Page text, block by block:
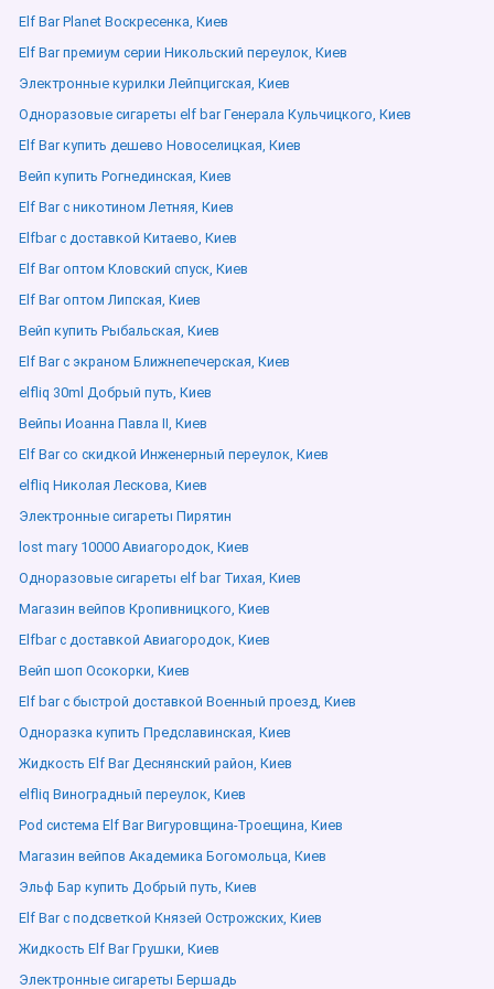
Elf Bar Planet Воскресенка, Киев
Elf Bar премиум серии Никольский переулок, Киев
Электронные курилки Лейпцигская, Киев
Одноразовые сигареты elf bar Генерала Кульчицкого, Киев
Elf Bar купить дешево Новоселицкая, Киев
Вейп купить Рогнединская, Киев
Elf Bar с никотином Летняя, Киев
Elfbar с доставкой Китаево, Киев
Elf Bar оптом Кловский спуск, Киев
Elf Bar оптом Липская, Киев
Вейп купить Рыбальская, Киев
Elf Bar с экраном Ближнепечерская, Киев
elfliq 30ml Добрый путь, Киев
Вейпы Иоанна Павла ІІ, Киев
Elf Bar со скидкой Инженерный переулок, Киев
elfliq Николая Лескова, Киев
Электронные сигареты Пирятин
lost mary 10000 Авиагородок, Киев
Одноразовые сигареты elf bar Тихая, Киев
Магазин вейпов Кропивницкого, Киев
Elfbar с доставкой Авиагородок, Киев
Вейп шоп Осокорки, Киев
Elf bar с быстрой доставкой Военный проезд, Киев
Одноразка купить Предславинская, Киев
Жидкость Elf Bar Деснянский район, Киев
elfliq Виноградный переулок, Киев
Pod система Elf Bar Вигуровщина-Троещина, Киев
Магазин вейпов Академика Богомольца, Киев
Эльф Бар купить Добрый путь, Киев
Elf Bar с подсветкой Князей Острожских, Киев
Жидкость Elf Bar Грушки, Киев
Электронные сигареты Бершадь